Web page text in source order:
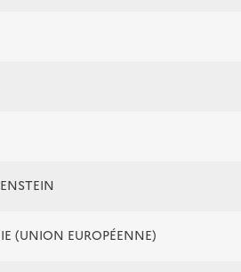
(UNION EUROPÉENNE)